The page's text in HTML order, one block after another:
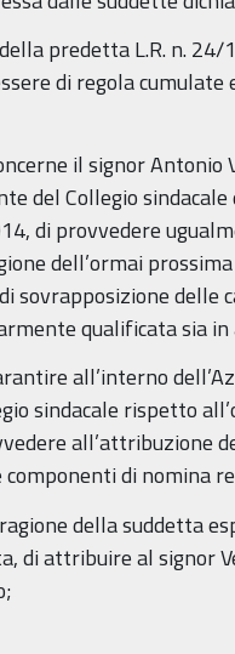
predetta L.R. n.
di regola cumulate
il signor
del Collegio
di provvedere
dell’ormai
delle
qualificata sia
all’interno
sindacale rispetto
all’attribuzione
componenti di nomina
della suddetta
di attribuire al signor